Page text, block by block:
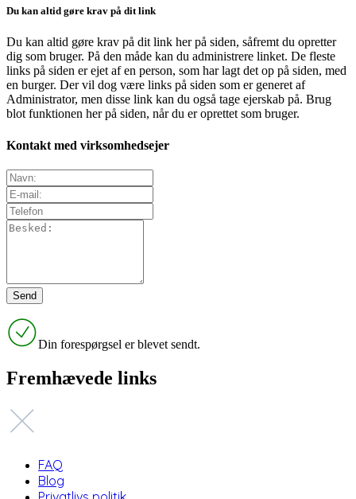
Du kan altid gøre krav på dit link
Du kan altid gøre krav på dit link her på siden, såfremt du opretter
dig som bruger. På den måde kan du administrere linket. De fleste
links på siden er ejet af en person, som har lagt det op på siden, med
en burger. Der vil dog være links på siden som er generet af
Administrator, men disse link kan du også tage ejerskab på. Brug
blot funktionen her på siden, når du er oprettet som bruger.
Kontakt med virksomhedsejer
Din forespørgsel er blevet sendt.
Fremhævede links
FAQ
Blog